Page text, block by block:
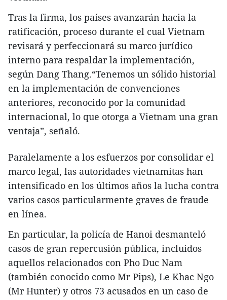
Tras la firma, los países avanzarán hacia la
ratificación, proceso durante el cual Vietnam
revisará y perfeccionará su marco jurídico
interno para respaldar la implementación,
según Dang Thang.“Tenemos un sólido historial
en la implementación de convenciones
anteriores, reconocido por la comunidad
internacional, lo que otorga a Vietnam una gran
ventaja”, señaló.
Paralelamente a los esfuerzos por consolidar el
marco legal, las autoridades vietnamitas han
intensificado en los últimos años la lucha contra
varios casos particularmente graves de fraude
en línea.
En particular, la policía de Hanoi desmanteló
casos de gran repercusión pública, incluidos
aquellos relacionados con Pho Duc Nam
(también conocido como Mr Pips), Le Khac Ngo
(Mr Hunter) y otros 73 acusados en un caso de